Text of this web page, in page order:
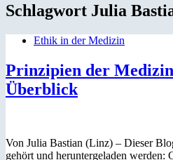
Schlagwort Julia
Ethik in der Medizin
Prinzipien der
Überblick
Von Julia Bastian (Linz) – Dieser
gehört und heruntergeladen werden: